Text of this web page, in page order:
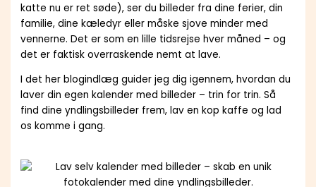
katte nu er ret søde), ser du billeder fra dine ferier, din
familie, dine kæledyr eller måske sjove minder med
vennerne. Det er som en lille tidsrejse hver måned – og
det er faktisk overraskende nemt at lave.
I det her blogindlæg guider jeg dig igennem, hvordan du
laver din egen kalender med billeder – trin for trin. Så
find dine yndlingsbilleder frem, lav en kop kaffe og lad
os komme i gang.